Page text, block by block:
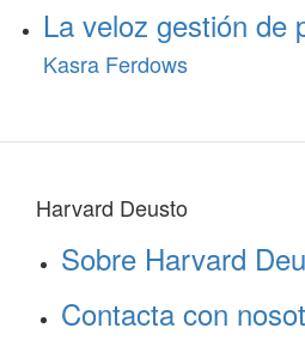
La veloz gestión de
Kasra Ferdows
Harvard Deusto
Sobre Harvard
Contacta con